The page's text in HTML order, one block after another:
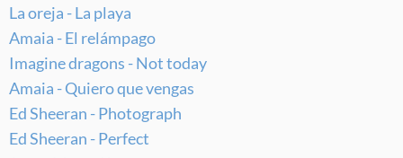
La oreja - La playa
Amaia - El relámpago
Imagine dragons - Not today
Amaia - Quiero que vengas
Ed Sheeran - Photograph
Ed Sheeran - Perfect